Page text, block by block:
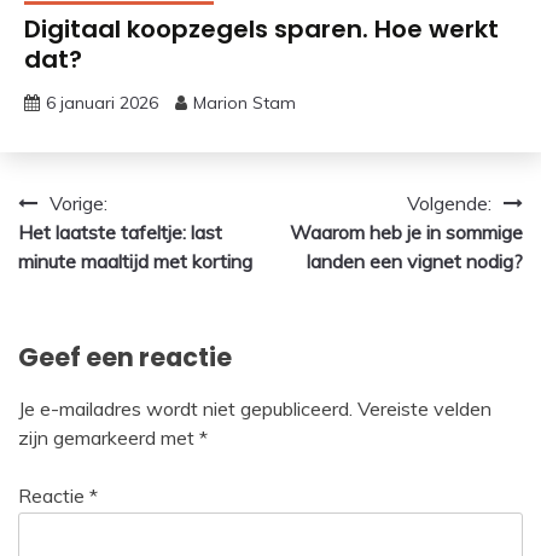
Digitaal koopzegels sparen. Hoe werkt
dat?
6 januari 2026 Marion Stam
Bericht
navigatie
Vorige:
Het laatste tafeltje: last
minute maaltijd met korting
Volgende:
Waarom heb je in sommige
landen een vignet nodig?
Geef een reactie
Je e-mailadres wordt niet gepubliceerd. Vereiste velden
zijn gemarkeerd met *
Reactie *